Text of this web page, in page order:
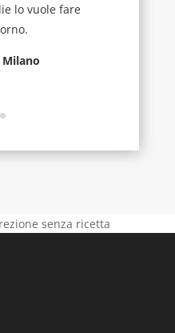
lo vuole fare
senza ricetta